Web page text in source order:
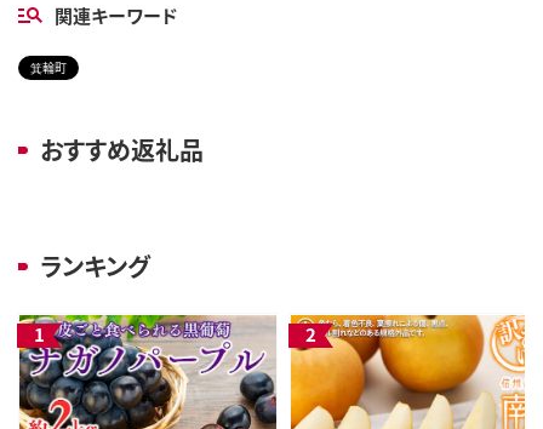
関連キーワード
箕輪町
おすすめ返礼品
ランキング